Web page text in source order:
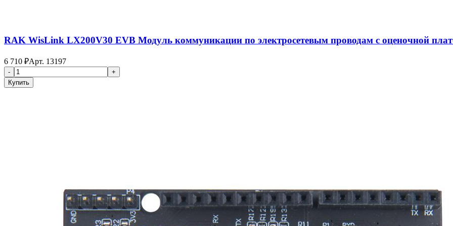
RAK WisLink LX200V30 EVB Модуль коммуникации по электросетевым проводам с оценочной
6 710 ₽Арт. 13197
-
+
Купить